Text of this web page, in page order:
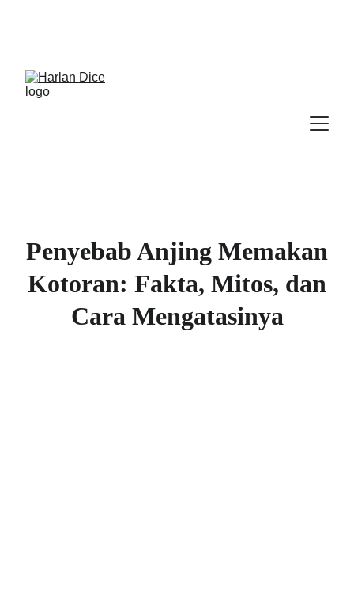
Penyebab Anjing Memakan
Kotoran: Fakta, Mitos, dan
Cara Mengatasinya